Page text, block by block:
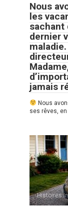
Nous
les
sachant
dernier
jamais
Nous
ses rêves,
Histoires